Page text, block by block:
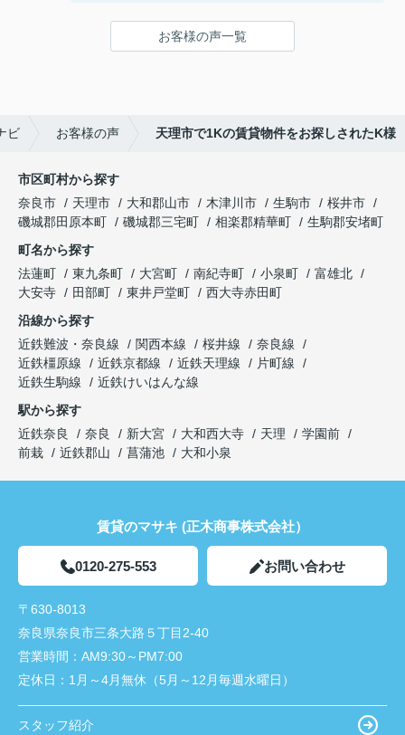
鍵の受け取りのときに、また元気(o・・o)/~お店に
お客様の声一覧
ビ お客様の声 天理市で1Kの賃貸物件をお探しされたK様
市区町村から探す
奈良市
天理市 大和郡山市 木津川市 生駒市
桜井市
磯城郡田原本町
磯城郡三宅町 相楽郡精華町
生駒郡安堵町
町名から探す
法蓮町
東九条町 大宮町 南紀寺町 小泉町
富雄北
大安寺
田部町 東井戸堂町
西大寺赤田町
沿線から探す
近鉄難波・奈良線
関西本線 桜井線
奈良線
近鉄橿原線
近鉄京都線 近鉄天理線
片町線
近鉄生駒線
近鉄けいはんな線
駅から探す
近鉄奈良
奈良 新大宮 大和西大寺 天理
学園前
前栽
近鉄郡山 菖蒲池 大和小泉
賃貸のマサキ (正木商事株式会社）
0120-275-553 お問い合わせ
〒630-8013
奈良県奈良市三条大路５丁目2-40
営業時間： AM9:30～PM7:00
定休日： 1月～4月無休（5月～12月毎週水曜日）
スタッフ紹介